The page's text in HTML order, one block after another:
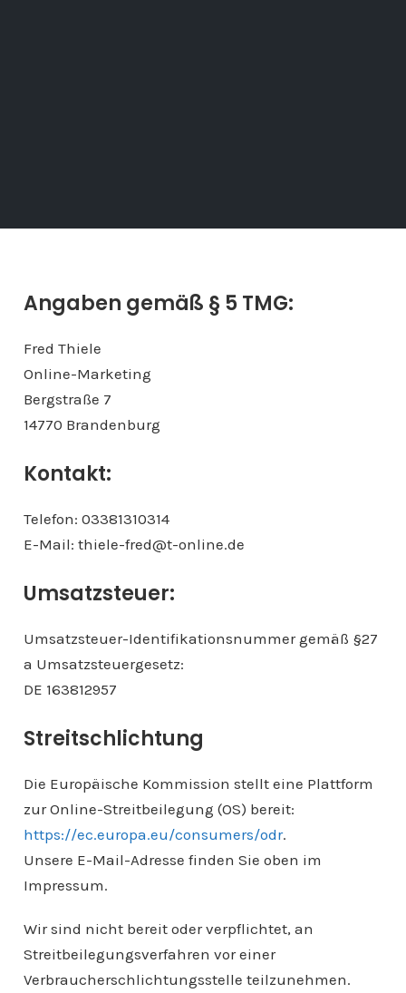
Angaben gemäß § 5 TMG:
Fred Thiele
Online-Marketing
Bergstraße 7
14770 Brandenburg
Kontakt:
Telefon: 03381310314
E-Mail: thiele-fred@t-online.de
Umsatzsteuer:
Umsatzsteuer-Identifikationsnummer gemäß §27
a Umsatzsteuergesetz:
DE 163812957
Streitschlichtung
Die Europäische Kommission stellt eine Plattform
zur Online-Streitbeilegung (OS) bereit:
https://ec.europa.eu/consumers/odr.
Unsere E-Mail-Adresse finden Sie oben im
Impressum.
Wir sind nicht bereit oder verpflichtet, an
Streitbeilegungsverfahren vor einer
Verbraucherschlichtungsstelle teilzunehmen.